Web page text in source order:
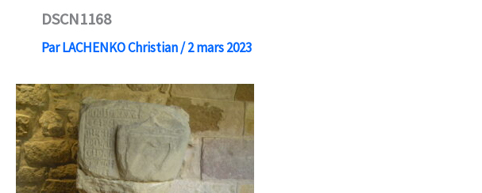
DSCN1168
ParLACHENKO Christian/2 mars 2023